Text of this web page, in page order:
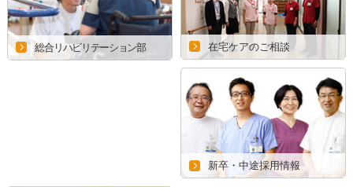
総合リハビリテーション部 在宅ケアのご相談
新卒・中途採用情報